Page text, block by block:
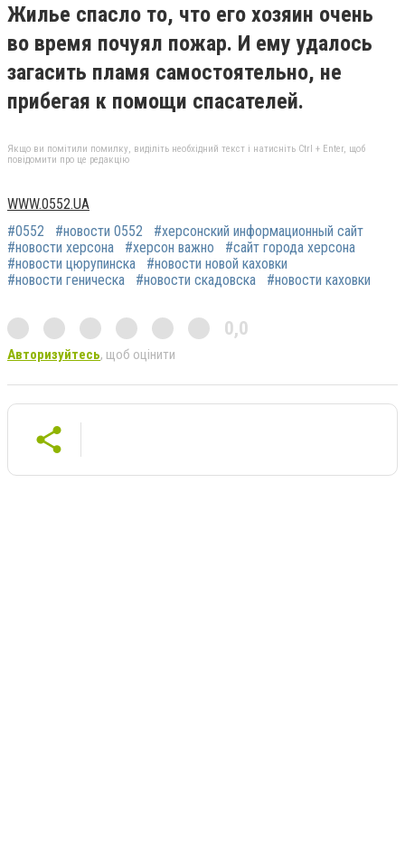
Жилье спасло то, что его хозяин очень
во время почуял пожар. И ему удалось
загасить пламя самостоятельно, не
прибегая к помощи спасателей.
Якщо ви помітили помилку, виділіть необхідний текст і натисніть Ctrl + Enter, щоб
повідомити про це редакцію
WWW.0552.UA
#0552
#новости 0552
#херсонский информационный сайт
#новости херсона
#херсон важно
#сайт города херсона
#новости цюрупинска
#новости новой каховки
#новости геническа
#новости скадовска #новости каховки
0,0
Авторизуйтесь, щоб оцінити